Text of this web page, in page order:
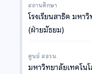
สถานศึกษา
โรงเรียนสาธิต มหา
(ฝ่ายมัธยม)
ศูนย์ สอวน.
มหาวิทยาลัยเทคโน